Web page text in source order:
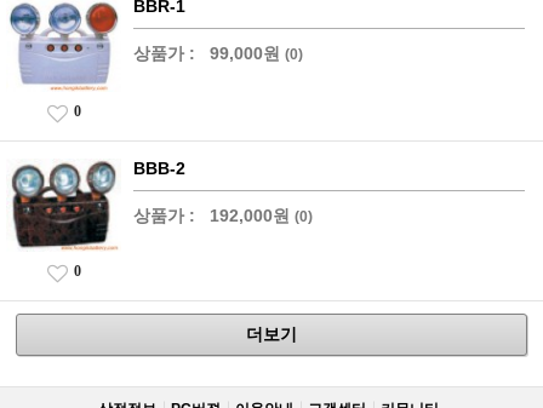
BBR-1
상품가 : 99,000원 (0)
0
BBB-2
상품가 : 192,000원 (0)
0
더보기